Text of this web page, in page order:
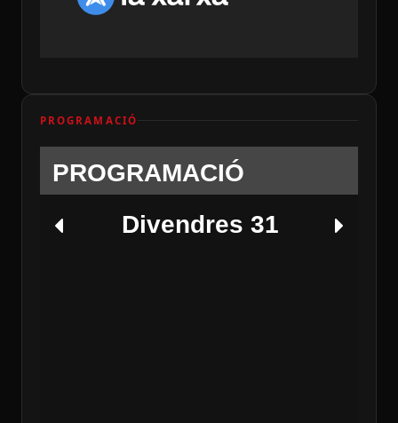
PROGRAMACIÓ
PROGRAMACIÓ
Divendres 31